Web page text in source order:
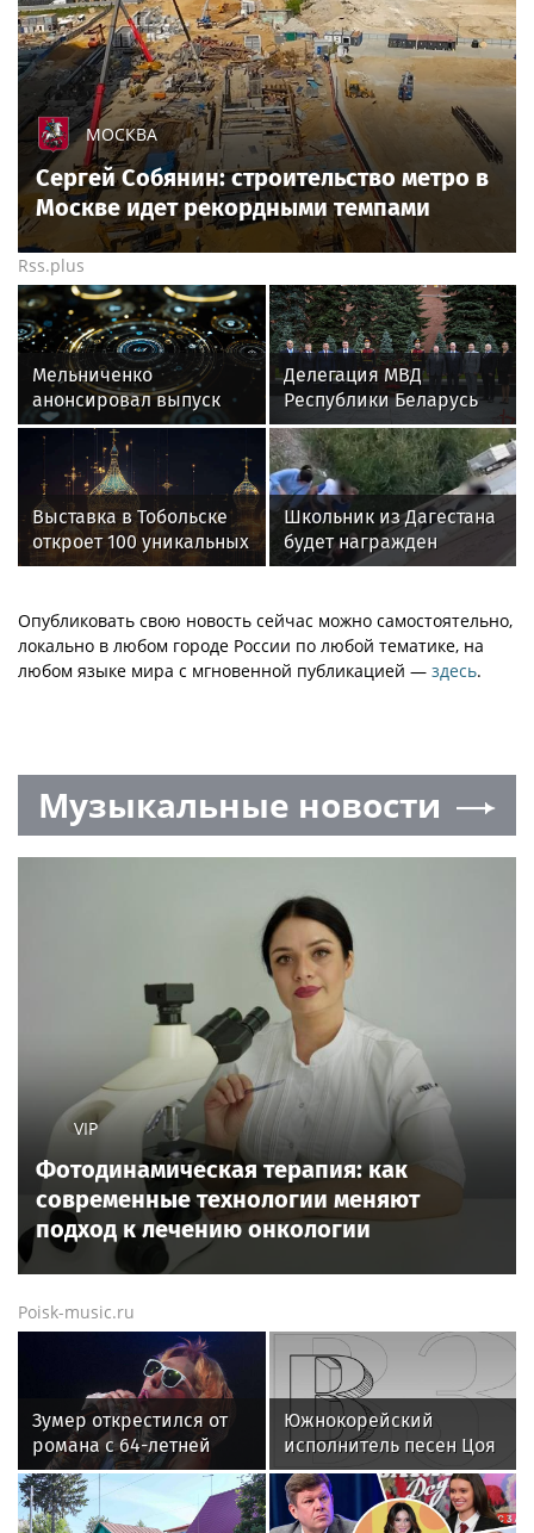
МОСКВА
Сергей Собянин: строительство метро в
Москве идет рекордными темпами
Rss.plus
Мельниченко
анонсировал выпуск
новых конфет в
Пензенской фабрике
Делегация МВД
Республики Беларусь
ознакомилась с
передовыми методами
работы Росгвардии в г.
Москве
Выставка в Тобольске
откроет 100 уникальных
костюмов XIX-XX вв.
Школьник из Дагестана
будет награжден
премией Кеосаяна за
Опубликовать свою новость сейчас можно самостоятельно,
локально в любом городе России по любой тематике, на
любом языке мира с мгновенной публикацией — здесь.
Музыкальные новости
VIP
Фотодинамическая терапия: как
современные технологии меняют
подход к лечению онкологии
Poisk-music.ru
Зумер открестился от
романа с 64-летней
Жанной Агузаровой
Южнокорейский
исполнитель песен Цоя
Сон Вон Соп захотел
провести отпуск в
России